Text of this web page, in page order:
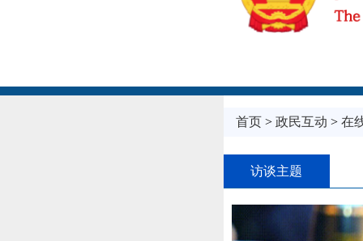
首页> 政民互动 > 在
访谈主题